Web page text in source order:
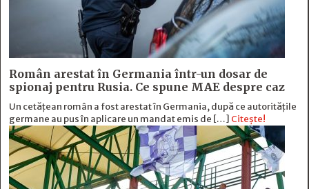
Român arestat în Germania într-un dosar de
spionaj pentru Rusia. Ce spune MAE despre caz
Un cetățean român a fost arestat în Germania, după ce autoritățile
germane au pus în aplicare un mandat emis de […] Citește!